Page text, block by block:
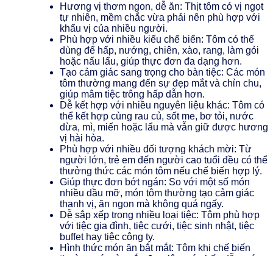
Hương vị thơm ngon, dễ ăn: Thịt tôm có vị ngọt
tự nhiên, mềm chắc vừa phải nên phù hợp với
khẩu vị của nhiều người.
Phù hợp với nhiều kiểu chế biến: Tôm có thể
dùng để hấp, nướng, chiên, xào, rang, làm gỏi
hoặc nấu lẩu, giúp thực đơn đa dạng hơn.
Tạo cảm giác sang trọng cho bàn tiệc: Các món
tôm thường mang đến sự đẹp mắt và chỉn chu,
giúp mâm tiệc trông hấp dẫn hơn.
Dễ kết hợp với nhiều nguyên liệu khác: Tôm có
thể kết hợp cùng rau củ, sốt me, bơ tỏi, nước
dừa, mì, miến hoặc lẩu mà vẫn giữ được hương
vị hài hòa.
Phù hợp với nhiều đối tượng khách mời: Từ
người lớn, trẻ em đến người cao tuổi đều có thể
thưởng thức các món tôm nếu chế biến hợp lý.
Giúp thực đơn bớt ngán: So với một số món
nhiều dầu mỡ, món tôm thường tạo cảm giác
thanh vị, ăn ngon mà không quá ngấy.
Dễ sắp xếp trong nhiều loại tiệc: Tôm phù hợp
với tiệc gia đình, tiệc cưới, tiệc sinh nhật, tiệc
buffet hay tiệc công ty.
Hình thức món ăn bắt mắt: Tôm khi chế biến